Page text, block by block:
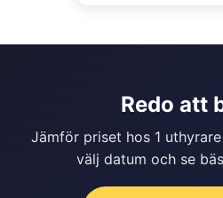
Redo att
Jämför priset hos 1
välj datum och se